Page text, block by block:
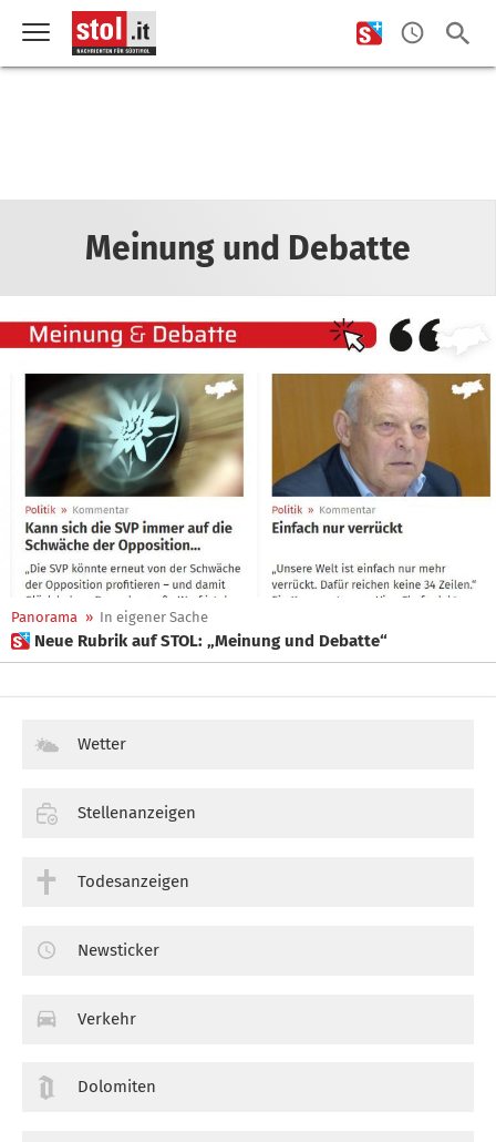
Meinung und Debatte
Panorama » In eigener Sache
 Neue Rubrik auf STOL: „Meinung und Debatte“
Wetter
Stellenanzeigen
Todesanzeigen
Newsticker
Verkehr
Dolomiten